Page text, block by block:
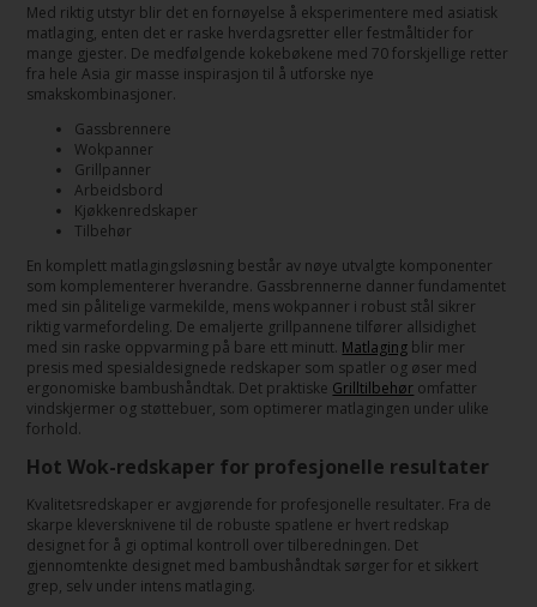
Med riktig utstyr blir det en fornøyelse å eksperimentere med asiatisk
matlaging, enten det er raske hverdagsretter eller festmåltider for
mange gjester. De medfølgende kokebøkene med 70 forskjellige retter
fra hele Asia gir masse inspirasjon til å utforske nye
smakskombinasjoner.
Gassbrennere
Wokpanner
Grillpanner
Arbeidsbord
Kjøkkenredskaper
Tilbehør
En komplett matlagingsløsning består av nøye utvalgte komponenter
som komplementerer hverandre. Gassbrennerne danner fundamentet
med sin pålitelige varmekilde, mens wokpanner i robust stål sikrer
riktig varmefordeling. De emaljerte grillpannene tilfører allsidighet
med sin raske oppvarming på bare ett minutt. Matlaging blir mer
presis med spesialdesignede redskaper som spatler og øser med
ergonomiske bambushåndtak. Det praktiske Grilltilbehør omfatter
vindskjermer og støttebuer, som optimerer matlagingen under ulike
forhold.
Hot Wok-redskaper for profesjonelle resultater
Kvalitetsredskaper er avgjørende for profesjonelle resultater. Fra de
skarpe kleversknivene til de robuste spatlene er hvert redskap
designet for å gi optimal kontroll over tilberedningen. Det
gjennomtenkte designet med bambushåndtak sørger for et sikkert
grep, selv under intens matlaging.